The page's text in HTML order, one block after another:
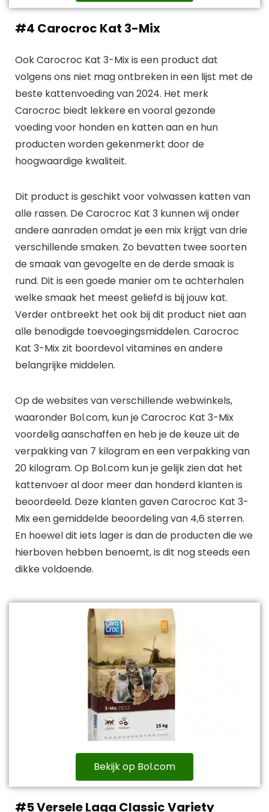
#4 Carocroc Kat 3-Mix
Ook Carocroc Kat 3-Mix is een product dat
volgens ons niet mag ontbreken in een lijst met de
beste kattenvoeding van 2024. Het merk
Carocroc biedt lekkere en vooral gezonde
voeding voor honden en katten aan en hun
producten worden gekenmerkt door de
hoogwaardige kwaliteit.
Dit product is geschikt voor volwassen katten van
alle rassen. De Carocroc Kat 3 kunnen wij onder
andere aanraden omdat je een mix krijgt van drie
verschillende smaken. Zo bevatten twee soorten
de smaak van gevogelte en de derde smaak is
rund. Dit is een goede manier om te achterhalen
welke smaak het meest geliefd is bij jouw kat.
Verder ontbreekt het ook bij dit product niet aan
alle benodigde toevoegingsmiddelen. Carocroc
Kat 3-Mix zit boordevol vitamines en andere
belangrijke middelen.
Op de websites van verschillende webwinkels,
waaronder Bol.com, kun je Carocroc Kat 3-Mix
voordelig aanschaffen en heb je de keuze uit de
verpakking van 7 kilogram en een verpakking van
20 kilogram. Op Bol.com kun je gelijk zien dat het
kattenvoer al door meer dan honderd klanten is
beoordeeld. Deze klanten gaven Carocroc Kat 3-
Mix een gemiddelde beoordeling van 4,6 sterren.
En hoewel dit iets lager is dan de producten die we
hierboven hebben benoemt, is dit nog steeds een
dikke voldoende.
Bekijk op Bol.com
#5 Versele Laga Classic Variety